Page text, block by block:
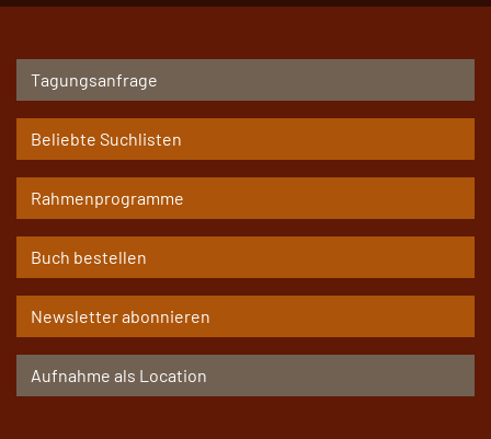
Tagungsanfrage
Beliebte Suchlisten
Rahmenprogramme
Buch bestellen
Newsletter abonnieren
Aufnahme als Location